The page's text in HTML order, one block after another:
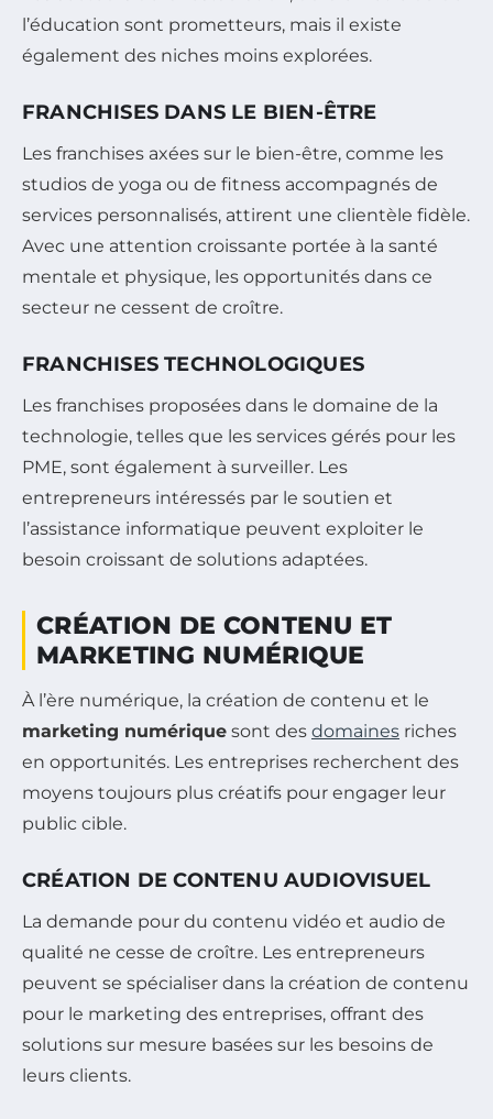
l’éducation sont prometteurs, mais il existe
également des niches moins explorées.
FRANCHISES DANS LE BIEN-ÊTRE
Les franchises axées sur le bien-être, comme les
studios de yoga ou de fitness accompagnés de
services personnalisés, attirent une clientèle fidèle.
Avec une attention croissante portée à la santé
mentale et physique, les opportunités dans ce
secteur ne cessent de croître.
FRANCHISES TECHNOLOGIQUES
Les franchises proposées dans le domaine de la
technologie, telles que les services gérés pour les
PME, sont également à surveiller. Les
entrepreneurs intéressés par le soutien et
l’assistance informatique peuvent exploiter le
besoin croissant de solutions adaptées.
CRÉATION DE CONTENU ET
MARKETING NUMÉRIQUE
À l’ère numérique, la création de contenu et le
marketing numérique sont des domaines riches
en opportunités. Les entreprises recherchent des
moyens toujours plus créatifs pour engager leur
public cible.
CRÉATION DE CONTENU AUDIOVISUEL
La demande pour du contenu vidéo et audio de
qualité ne cesse de croître. Les entrepreneurs
peuvent se spécialiser dans la création de contenu
pour le marketing des entreprises, offrant des
solutions sur mesure basées sur les besoins de
leurs clients.